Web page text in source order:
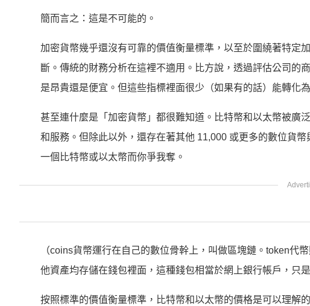
簡而言之：這是不可能的。
加密貨幣幾乎還沒有可靠的價值衡量標準，以至於圍繞著特
斷。傳統的財務分析在這裡不適用。比方說，透過評估公司的
是昂貴還是便宜。但這些指標裡面很少（如果有的話）能轉化
甚至連什麼是「加密貨幣」都很難知道。比特幣和以太幣被廣
和服務。但除此以外，還存在著其他 11,000 或更多的數位貨
一個比特幣或以太幣而你爭我奪。
（coins貨幣運行在自己的數位骨幹上，叫做區塊鏈。token代
他資產均存儲在錢包裡面，這種錢包相當於網上銀行帳戶，只
按照標準的價值衡量標準，比特幣和以太幣的價格是可以理